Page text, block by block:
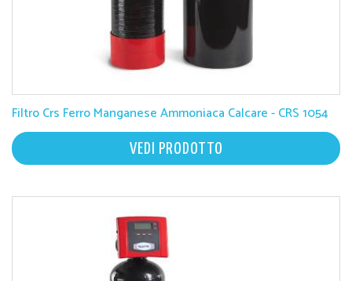
Filtro Crs Ferro Manganese Ammoniaca Calcare - CRS 1054
VEDI PRODOTTO